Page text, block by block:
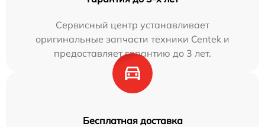
Сервисный центр устанавливает
оригинальные запчасти техники Centek и
предоставляет гарантию до 3 лет.
Бесплатная доставка